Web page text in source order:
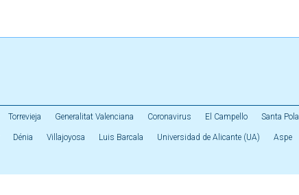
Torrevieja Generalitat Valenciana Coronavirus El Campello Santa Pola
Dénia Villajoyosa Luis Barcala Universidad de Alicante (UA) Aspe